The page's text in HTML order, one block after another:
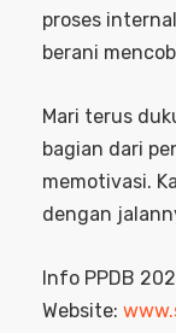
proses
berani
Mari terus
bagian dari
memotivasi.
dengan
Info PPDB
Website: